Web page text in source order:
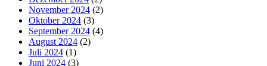
November 2024 (2)
Oktober 2024 (3)
September 2024 (4)
August 2024 (2)
Juli 2024 (1)
Juni 2024 (3)